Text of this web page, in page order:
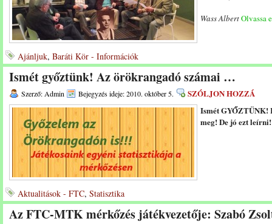
Wass AlbertOlvassa
Ajánljuk, Baráti Kör - Információk
Ismét győztünk! Az örökrangadó számai …
Szerző: Admin Bejegyzés ideje: 2010. október 5.
SZÓLJON HOZZÁ
Ismét GYŐZTÜNK!
meg! De jó ezt leírni!
Aktualitások - FTC, Statisztika
Az FTC-MTK mérkőzés játékvezetője: Szabó